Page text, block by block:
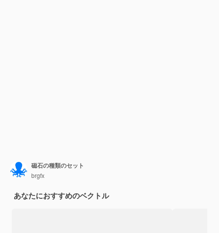
磁石の種類のセット
brgfx
あなたにおすすめのベクトル